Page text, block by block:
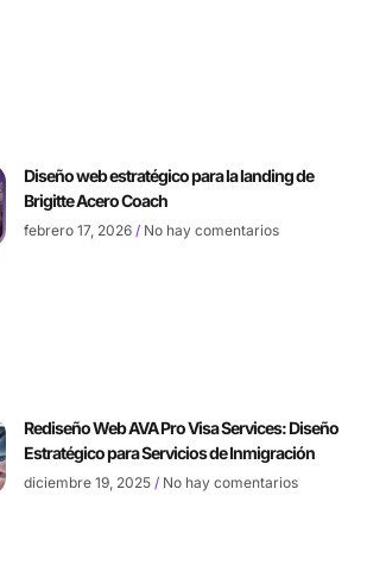
Diseño web estratégico para la landing de
Brigitte Acero Coach
febrero 17, 2026 No hay comentarios
Rediseño Web AVA Pro Visa Services: Diseño
Estratégico para Servicios de Inmigración
diciembre 19, 2025 No hay comentarios